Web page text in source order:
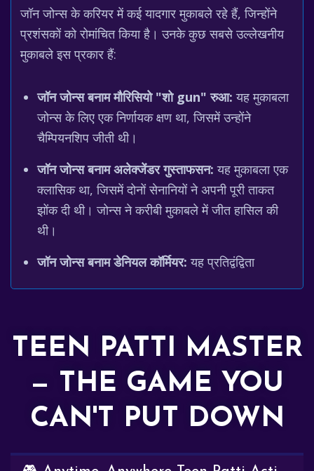
जॉन जोन्स के करियर में कई यादगार मुकाबले रहे हैं, जिन्होंने
प्रशंसकों को रोमांचित किया है। उनके कुछ सबसे उल्लेखनीय
मुकाबले इस प्रकार हैं:
जॉन जोन्स बनाम मौरिसियो "शो gun" रुआ: यह मुकाबला
जोन्स के लिए एक निर्णायक क्षण था, जिसमें उन्होंने
चैम्पियनशिप जीती थी।
जॉन जोन्स बनाम अलेक्जेंडर गुस्ताफसन: यह मुकाबला एक
क्लासिक था, जिसमें दोनों सेनानियों ने अपनी पूरी ताकत
झोंक दी थी। जोन्स ने करीबी मुकाबले में जीत हासिल की
थी।
जॉन जोन्स बनाम डेनियल कॉर्मियर: यह प्रतिद्वंद्विता
TEEN PATTI MASTER
— THE GAME YOU
CAN'T PUT DOWN